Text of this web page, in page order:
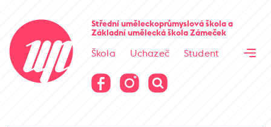
Střední uměleckoprůmyslová školaa
Základní umělecká školaZámeček
Škola Uchazeč
Student
Virtuální prohlídka
Virtuální prohlídka